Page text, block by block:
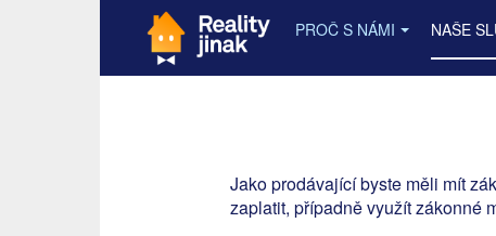
PROČ S NÁMI NAŠE
Jako prodávající byste měli mít
zaplatit, případně využít zákonné